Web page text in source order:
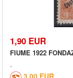
1,90 EUR
FIUME 1922
3,00 EUR